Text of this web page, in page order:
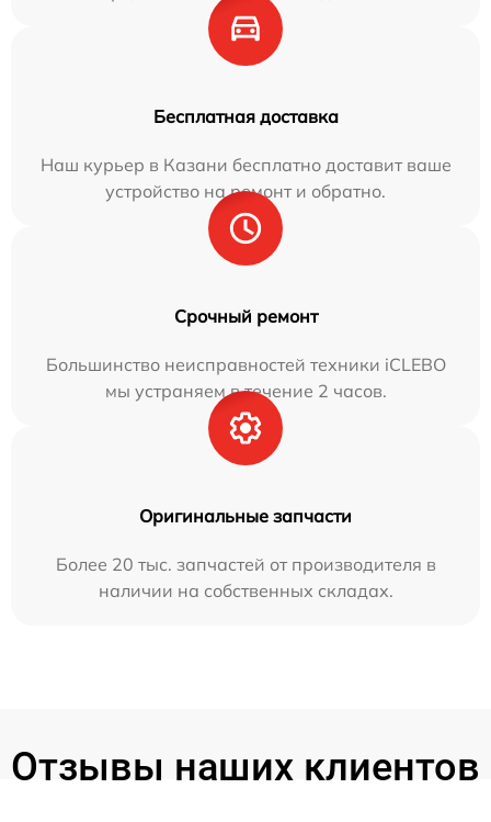
Бесплатная доставка
Наш курьер в Казани бесплатно доставит ваше
устройство на ремонт и обратно.
Срочный ремонт
Большинство неисправностей техники iCLEBO
мы устраняем в течение 2 часов.
Оригинальные запчасти
Более 20 тыс. запчастей от производителя в
наличии на собственных складах.
Отзывы наших клиентов